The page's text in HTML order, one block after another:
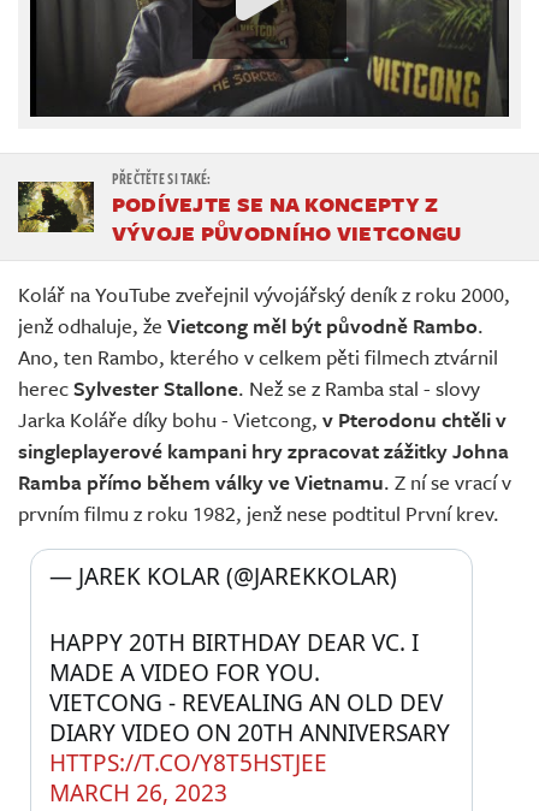
PODÍVEJTE SE NA KONCEPTY Z
VÝVOJE PŮVODNÍHO VIETCONGU
Kolář na YouTube zveřejnil vývojářský deník z roku 2000,
jenž odhaluje, že Vietcong měl být původně Rambo.
Ano, ten Rambo, kterého v celkem pěti filmech ztvárnil
herecSylvester Stallone. Než se z Ramba stal - slovy
Jarka Koláře díky bohu - Vietcong, v Pterodonu chtěli v
singleplayerové kampani hry zpracovat zážitky Johna
Ramba přímo během války ve Vietnamu. Z ní se vrací v
prvním filmu z roku 1982, jenž nese podtitul První krev.
HAPPY 20TH BIRTHDAY DEAR VC. I
MADE A VIDEO FOR YOU.
VIETCONG - REVEALING AN OLD DEV
HTTPS://T.CO/Y8T5HSTJEE
— JAREK KOLAR (@JAREKKOLAR)
MARCH 26, 2023